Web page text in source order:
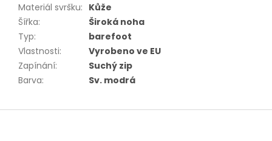
Materiál svršku: Kůže
Šířka:
Široká noha
Typ:
barefoot
Vlastnosti:
Vyrobeno ve EU
Zapínání:
Suchý zip
Barva: Sv. modrá
Z